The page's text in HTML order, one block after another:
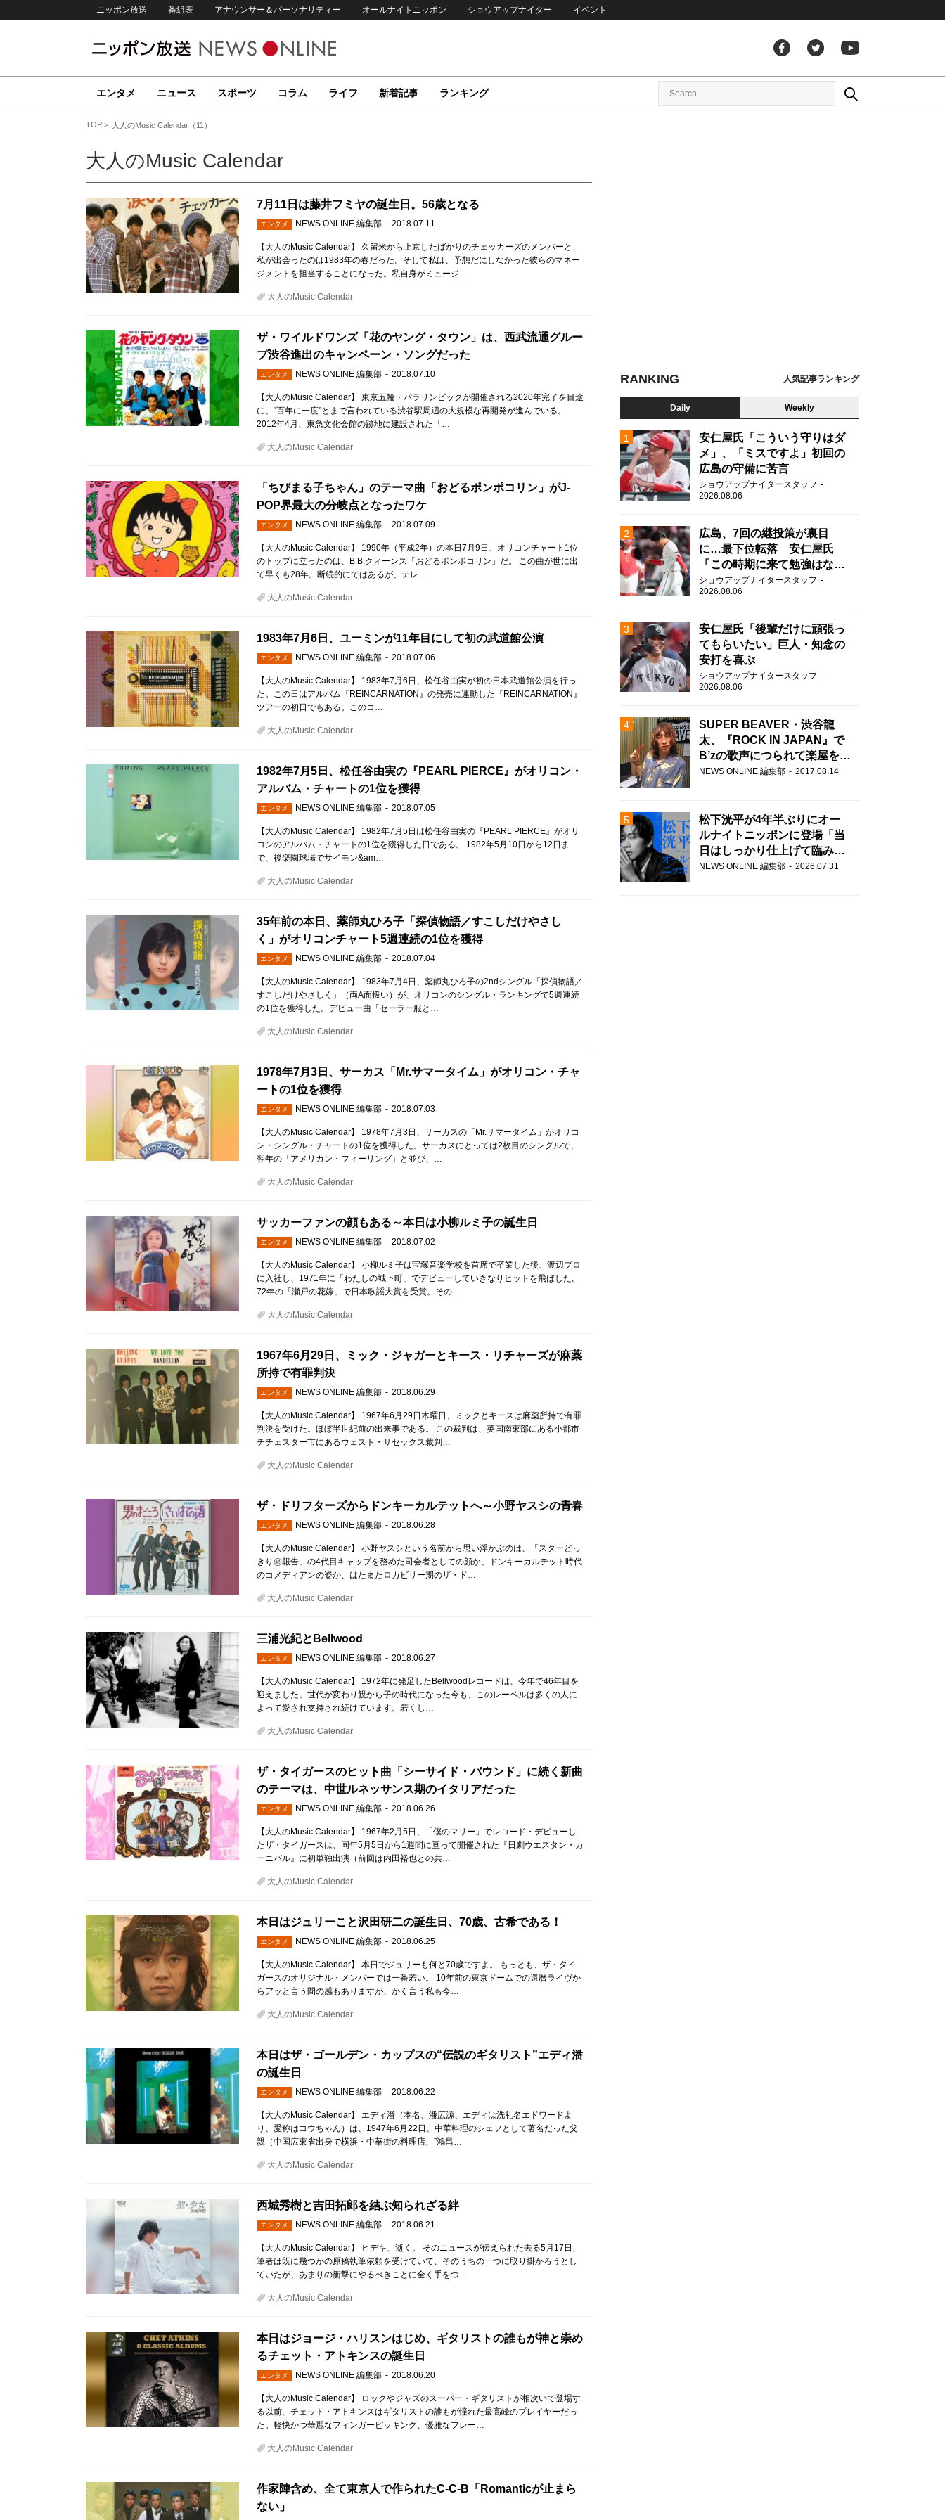
ニッポン放送 番組表 アナウンサー＆パーソナリティー オールナイトニッポン ショウアップナイター イベント
エンタメ ニュース スポーツ コラム ライフ 新着記事 ランキング
TOP 大人のMusic Calendar（11）
大人のMusic Calendar
7月11日は藤井フミヤの誕生日。56歳となる
エンタメ NEWS ONLINE 編集部 2018.07.11
【大人のMusic Calendar】 久留米から上京したばかりのチェッカーズのメンバーと、
私が出会ったのは1983年の春だった。そして私は、予想だにしなかった彼らのマネー
ジメントを担当することになった。私自身がミュージ…
大人のMusic Calendar
ザ・ワイルドワンズ「花のヤング・タウン」は、西武流通グルー
プ渋谷進出のキャンペーン・ソングだった
エンタメ NEWS ONLINE 編集部 2018.07.10
【大人のMusic Calendar】 東京五輪・パラリンピックが開催される2020年完了を目途
に、“百年に一度”とまで言われている渋谷駅周辺の大規模な再開発が進んでいる。
2012年4月、東急文化会館の跡地に建設された「…
大人のMusic Calendar
「ちびまる子ちゃん」のテーマ曲「おどるポンポコリン」がJ-
POP界最大の分岐点となったワケ
エンタメ NEWS ONLINE 編集部 2018.07.09
【大人のMusic Calendar】 1990年（平成2年）の本日7月9日、オリコンチャート1位
のトップに立ったのは、B.B.クィーンズ「おどるポンポコリン」だ。 この曲が世に出
て早くも28年。断続的にではあるが、テレ…
大人のMusic Calendar
1983年7月6日、ユーミンが11年目にして初の武道館公演
エンタメ NEWS ONLINE 編集部 2018.07.06
【大人のMusic Calendar】 1983年7月6日、松任谷由実が初の日本武道館公演を行っ
た。この日はアルバム『REINCARNATION』の発売に連動した『REINCARNATION』
ツアーの初日でもある。このコ…
大人のMusic Calendar
1982年7月5日、松任谷由実の『PEARL PIERCE』がオリコン・
アルバム・チャートの1位を獲得
エンタメ NEWS ONLINE 編集部 2018.07.05
【大人のMusic Calendar】 1982年7月5日は松任谷由実の『PEARL PIERCE』がオリ
コンのアルバム・チャートの1位を獲得した日である。 1982年5月10日から12日ま
で、後楽園球場でサイモン&am…
大人のMusic Calendar
35年前の本日、薬師丸ひろ子「探偵物語／すこしだけやさし
く」がオリコンチャート5週連続の1位を獲得
エンタメ NEWS ONLINE 編集部 2018.07.04
【大人のMusic Calendar】 1983年7月4日、薬師丸ひろ子の2ndシングル「探偵物語／
すこしだけやさしく」（両A面扱い）が、オリコンのシングル・ランキングで5週連続
の1位を獲得した。デビュー曲「セーラー服と…
大人のMusic Calendar
1978年7月3日、サーカス「Mr.サマータイム」がオリコン・チャ
ートの1位を獲得
エンタメ NEWS ONLINE 編集部 2018.07.03
【大人のMusic Calendar】 1978年7月3日、サーカスの「Mr.サマータイム」がオリコ
ン・シングル・チャートの1位を獲得した。サーカスにとっては2枚目のシングルで、
翌年の「アメリカン・フィーリング」と並び、…
大人のMusic Calendar
サッカーファンの顔もある～本日は小柳ルミ子の誕生日
エンタメ NEWS ONLINE 編集部 2018.07.02
【大人のMusic Calendar】 小柳ルミ子は宝塚音楽学校を首席で卒業した後、渡辺プロ
に入社し、1971年に「わたしの城下町」でデビューしていきなりヒットを飛ばした。
72年の「瀬戸の花嫁」で日本歌謡大賞を受賞。その…
大人のMusic Calendar
1967年6月29日、ミック・ジャガーとキース・リチャーズが麻薬
所持で有罪判決
エンタメ NEWS ONLINE 編集部 2018.06.29
【大人のMusic Calendar】 1967年6月29日木曜日、ミックとキースは麻薬所持で有罪
判決を受けた。ほぼ半世紀前の出来事である。 この裁判は、英国南東部にある小都市
チチェスター市にあるウェスト・サセックス裁判…
大人のMusic Calendar
ザ・ドリフターズからドンキーカルテットへ～小野ヤスシの青春
エンタメ NEWS ONLINE 編集部 2018.06.28
【大人のMusic Calendar】 小野ヤスシという名前から思い浮かぶのは、「スターどっ
きり㊙報告」の4代目キャップを務めた司会者としての顔か、ドンキーカルテット時代
のコメディアンの姿か、はたまたロカビリー期のザ・ド…
大人のMusic Calendar
三浦光紀とBellwood
エンタメ NEWS ONLINE 編集部 2018.06.27
【大人のMusic Calendar】 1972年に発足したBellwoodレコードは、今年で46年目を
迎えました。世代が変わり親から子の時代になった今も、このレーベルは多くの人に
よって愛され支持され続けています。若くし…
大人のMusic Calendar
ザ・タイガースのヒット曲「シーサイド・バウンド」に続く新曲
のテーマは、中世ルネッサンス期のイタリアだった
エンタメ NEWS ONLINE 編集部 2018.06.26
【大人のMusic Calendar】 1967年2月5日、「僕のマリー」でレコード・デビューし
たザ・タイガースは、同年5月5日から1週間に亘って開催された『日劇ウエスタン・カ
ーニバル』に初単独出演（前回は内田裕也との共…
大人のMusic Calendar
本日はジュリーこと沢田研二の誕生日、70歳、古希である！
エンタメ NEWS ONLINE 編集部 2018.06.25
【大人のMusic Calendar】 本日でジュリーも何と70歳ですよ。 もっとも、ザ・タイ
ガースのオリジナル・メンバーでは一番若い。 10年前の東京ドームでの還暦ライヴか
らアッと言う間の感もありますが、かく言う私も今…
大人のMusic Calendar
本日はザ・ゴールデン・カップスの“伝説のギタリスト”エディ潘
の誕生日
エンタメ NEWS ONLINE 編集部 2018.06.22
【大人のMusic Calendar】 エディ潘（本名、潘広源、エディは洗礼名エドワードよ
り、愛称はコウちゃん）は、1947年6月22日、中華料理のシェフとして著名だった父
親（中国広東省出身で横浜・中華街の料理店、”鴻昌…
大人のMusic Calendar
西城秀樹と吉田拓郎を結ぶ知られざる絆
エンタメ NEWS ONLINE 編集部 2018.06.21
【大人のMusic Calendar】 ヒデキ、逝く。 そのニュースが伝えられた去る5月17日、
筆者は既に幾つかの原稿執筆依頼を受けていて、そのうちの一つに取り掛かろうとし
ていたが、あまりの衝撃にやるべきことに全く手をつ…
大人のMusic Calendar
本日はジョージ・ハリスンはじめ、ギタリストの誰もが神と崇め
るチェット・アトキンスの誕生日
エンタメ NEWS ONLINE 編集部 2018.06.20
【大人のMusic Calendar】 ロックやジャズのスーパー・ギタリストが相次いで登場す
る以前、チェット・アトキンスはギタリストの誰もが憧れた最高峰のプレイヤーだっ
た。軽快かつ華麗なフィンガーピッキング、優雅なフレー…
大人のMusic Calendar
作家陣含め、全て東京人で作られたC-C-B「Romanticが止まら
ない」
RANKING 人気記事ランキング
Daily Weekly
安仁屋氏「こういう守りはダ
メ」、「ミスですよ」初回の
広島の守備に苦言
ショウアップナイタースタッフ
2026.08.06
広島、7回の継投策が裏目
に…最下位転落 安仁屋氏
「この時期に来て勉強はな
い」
ショウアップナイタースタッフ
2026.08.06
安仁屋氏「後輩だけに頑張っ
てもらいたい」巨人・知念の
安打を喜ぶ
ショウアップナイタースタッフ
2026.08.06
SUPER BEAVER・渋谷龍
太、『ROCK IN JAPAN』で
B’zの歌声につられて楽屋を脱
走！？
NEWS ONLINE 編集部 2017.08.14
松下洸平が4年半ぶりにオー
ルナイトニッポンに登場「当
日はしっかり仕上げて臨みま
す」
NEWS ONLINE 編集部 2026.07.31